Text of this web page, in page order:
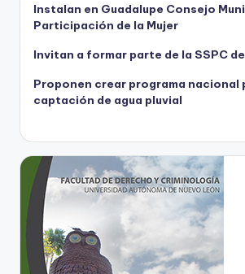
Instalan en Guadalupe Consejo
Participación de la Mujer
Invitan a formar parte de la SSPC
Proponen crear programa nacional
captación de agua pluvial